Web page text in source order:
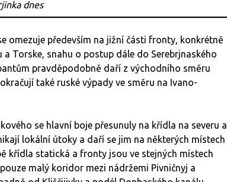
dnes
omezuje především na jižní části fronty, konkrétně
Torske, snahu o postup dále do Serebrjnaského
pravděpodobně daří z východního směru
také ruské výpady ve směru na Ivano-
se hlavní boje přesunuly na křídla na severu a
lokální útoky a daří se jim na některých místech
křídla statická a fronty jsou ve stejných místech
malý koridor mezi nádržemi Pivničnyj a